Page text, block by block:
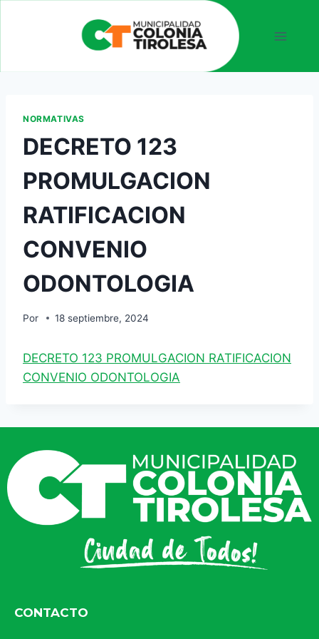
NORMATIVAS
DECRETO 123
PROMULGACION
RATIFICACION
CONVENIO
ODONTOLOGIA
Por 18 septiembre, 2024
DECRETO 123 PROMULGACION RATIFICACION
CONVENIO ODONTOLOGIA
CONTACTO